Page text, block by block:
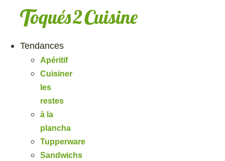
Tendances
Apéritif
Cuisiner
les
restes
à la
plancha
Tupperware
Sandwichs